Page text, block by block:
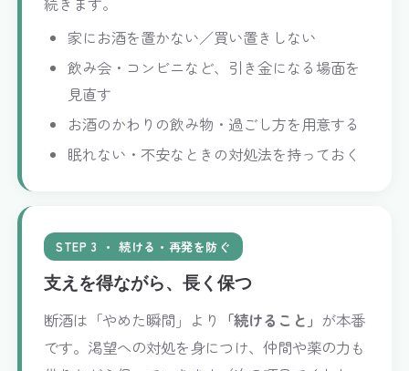
家にお酒を置かない／買い置きしない
飲み会・コンビニなど、引き金になる場面を
見直す
お酒のかわりの飲み物・過ごし方を用意する
眠れない・不安なときの対処法を持っておく
STEP 3 ・ 続ける・再発を防ぐ
支えを得ながら、長く保つ
断酒は「やめた瞬間」より
「続けること」 が本番
です。渇望への対処を身につけ、仲間や薬の力も